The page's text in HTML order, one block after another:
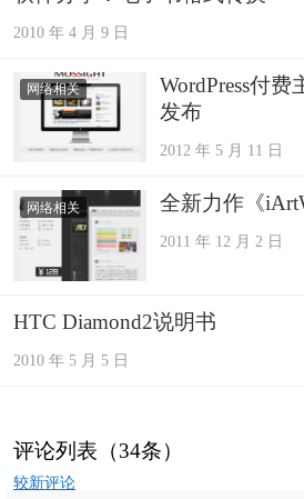
2010 年 4 月 9 日
网络相关
WordPress付费
发布
2012 年 5 月 11 日
网络相关 全新力作《
2011 年 12 月 2 日
HTC Diamond2说明书
2010 年 5 月 5 日
评论列表（34条）
评
较新评论